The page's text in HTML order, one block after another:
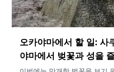
오카야마에서 할 일: 사
야마에서 벚꽃과 성을